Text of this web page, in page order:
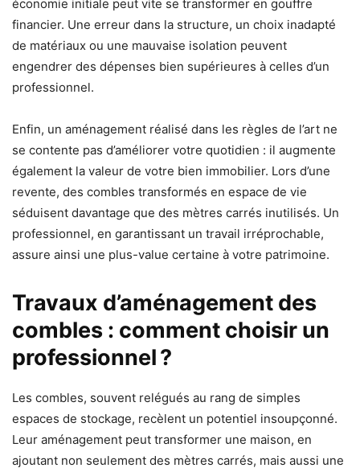
économie initiale peut vite se transformer en gouffre
financier. Une erreur dans la structure, un choix inadapté
de matériaux ou une mauvaise isolation peuvent
engendrer des dépenses bien supérieures à celles d’un
professionnel.
Enfin, un aménagement réalisé dans les règles de l’art ne
se contente pas d’améliorer votre quotidien : il augmente
également la valeur de votre bien immobilier. Lors d’une
revente, des combles transformés en espace de vie
séduisent davantage que des mètres carrés inutilisés. Un
professionnel, en garantissant un travail irréprochable,
assure ainsi une plus-value certaine à votre patrimoine.
Travaux d’aménagement des
combles : comment choisir un
professionnel?
Les combles, souvent relégués au rang de simples
espaces de stockage, recèlent un potentiel insoupçonné.
Leur aménagement peut transformer une maison, en
ajoutant non seulement des mètres carrés, mais aussi une